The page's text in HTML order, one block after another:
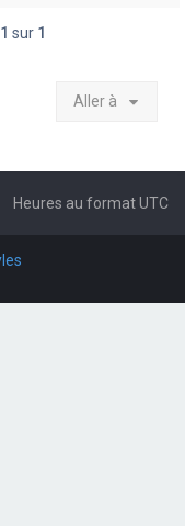
1 sur 1
Aller à
Heures au formatUTC